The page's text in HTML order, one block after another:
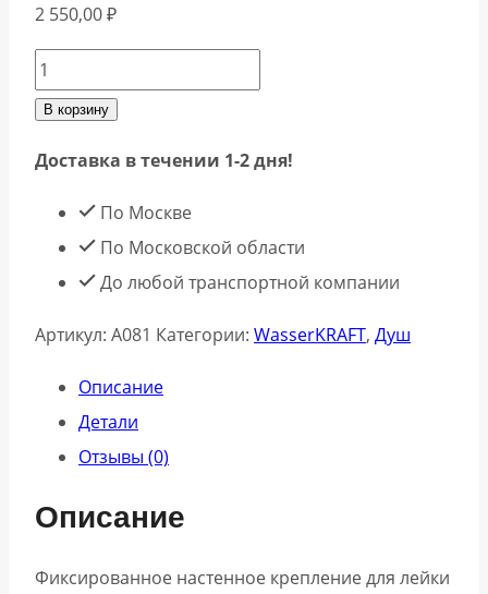
2 550,00₽
Количество
товара
A081
Гигиеническая
лейка
В корзину
Доставка в течении 1-2 дня!
По Москве
По Московской области
До любой транспортной компании
Артикул: A081 Категории: WasserKRAFT, Душ
Описание
Детали
Отзывы (0)
Описание
Фиксированное настенное крепление для лейки